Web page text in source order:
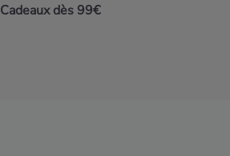
Cadeaux dès 99€